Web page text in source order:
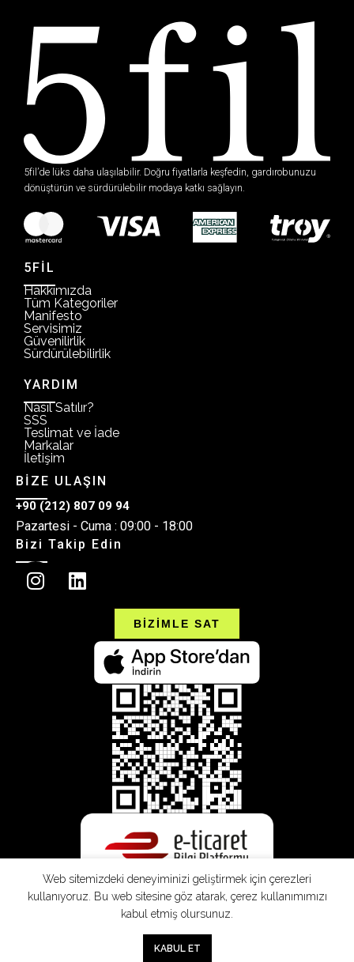
5fil’de lüks daha ulaşılabilir. Doğru fiyatlarla keşfedin, gardırobunuzu
dönüştürün ve sürdürülebilir modaya katkı sağlayın.
5FİL
Hakkımızda
Tüm Kategoriler
Manifesto
Servisimiz
Güvenilirlik
Sürdürülebilirlik
YARDIM
Nasıl Satılır?
SSS
Teslimat ve İade
Markalar
İletişim
BİZE ULAŞIN
+90 (212) 807 09 94
Pazartesi - Cuma : 09:00 - 18:00
Bizi Takip Edin
BİZİMLE SAT
Web sitemizdeki deneyiminizi geliştirmek için çerezleri
kullanıyoruz. Bu web sitesine göz atarak, çerez kullanımımızı
kabul etmiş olursunuz.
KABUL ET